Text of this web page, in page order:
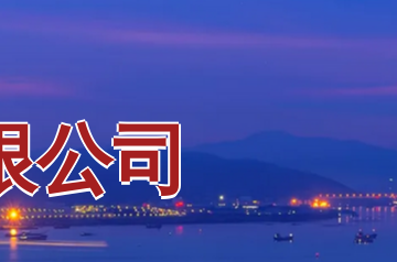
公